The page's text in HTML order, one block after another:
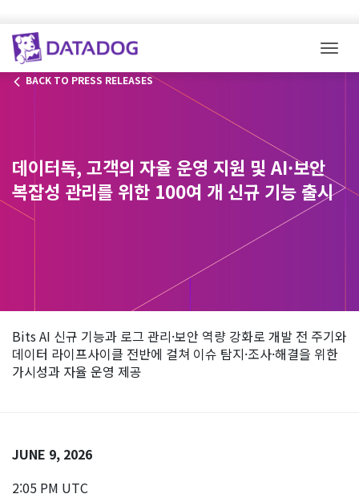
BACK TO PRESS RELEASES
데이터독, 고객의 자율 운영 지원 및 AI·보안
복잡성 관리를 위한 100여 개 신규 기능 출시
Bits AI 신규 기능과 로그 관리·보안 역량 강화로 개발 전 주기와
데이터 라이프사이클 전반에 걸쳐 이슈 탐지·조사·해결을 위한
가시성과 자율 운영 제공
JUNE 9, 2026
2:05 PM UTC